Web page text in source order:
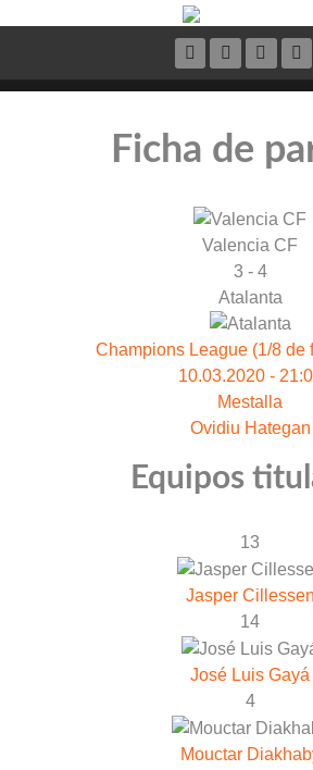
Ficha de
Valencia CF
3 - 4
Atalanta
Champions League (1/8 de
10.03.2020 -
Mestalla
Ovidiu Hategan
Equipos
13
Jasper Cillessen
14
José Luis Gayá
4
Mouctar